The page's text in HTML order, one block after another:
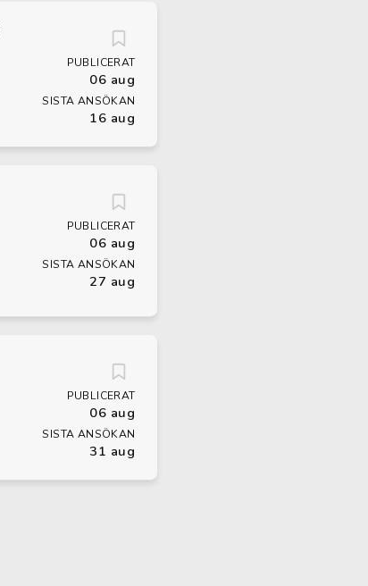
PUBLICERAT
06 aug
SISTA ANSÖKAN
16 aug
PUBLICERAT
06 aug
SISTA ANSÖKAN
27 aug
PUBLICERAT
06 aug
SISTA ANSÖKAN
31 aug